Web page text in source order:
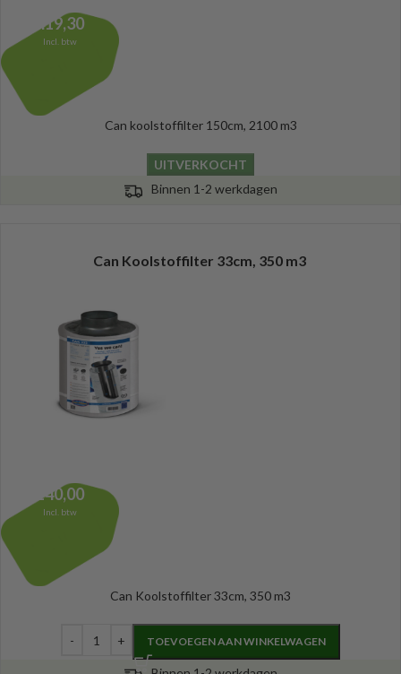
419,30
Incl. btw
Can koolstoffilter 150cm, 2100 m3
UITVERKOCHT
Binnen 1-2 werkdagen
Can Koolstoffilter 33cm, 350 m3
140,00
Incl. btw
Can Koolstoffilter 33cm, 350 m3
TOEVOEGEN AAN WINKELWAGEN